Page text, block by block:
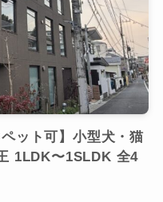
ット可】小型犬・猫
1LDK〜1SLDK 全4